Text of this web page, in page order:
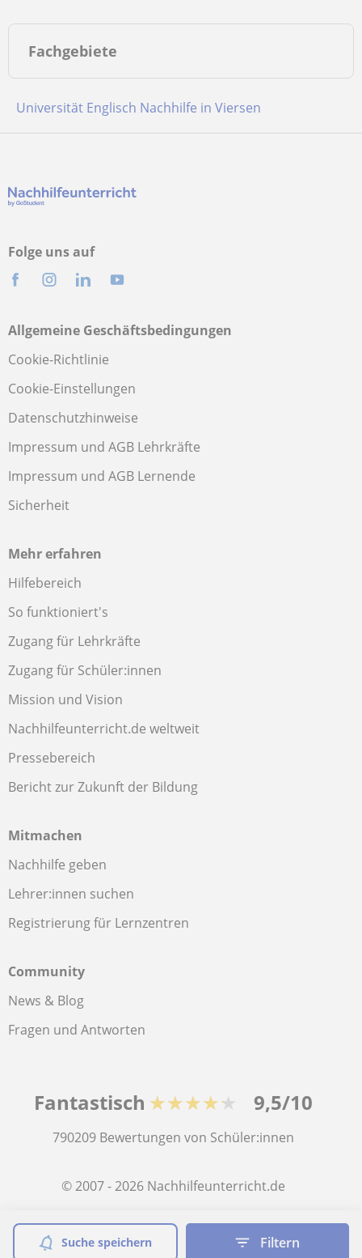
Suche speichern Filtern
Fachgebiete
Universität Englisch Nachhilfe in Viersen
Folge uns auf
Allgemeine Geschäftsbedingungen
Cookie-Richtlinie
Cookie-Einstellungen
Datenschutzhinweise
Impressum und AGB Lehrkräfte
Impressum und AGB Lernende
Sicherheit
Mehr erfahren
Hilfebereich
So funktioniert's
Zugang für Lehrkräfte
Zugang für Schüler:innen
Mission und Vision
Nachhilfeunterricht.de weltweit
Pressebereich
Bericht zur Zukunft der Bildung
Mitmachen
Nachhilfe geben
Lehrer:innen suchen
Registrierung für Lernzentren
Community
News & Blog
Fragen und Antworten
Fantastisch ★★★★★ 9,5/10
790209 Bewertungen von Schüler:innen
© 2007 - 2026 Nachhilfeunterricht.de
Sitemap:Private Lehrkräfte